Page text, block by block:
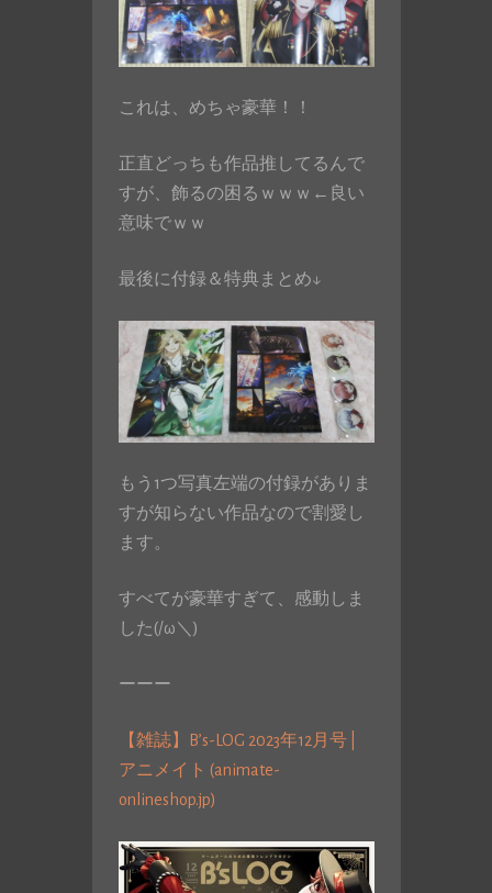
これは、めちゃ豪華！！
正直どっちも作品推してるんで
すが、飾るの困るｗｗｗ←良い
意味でｗｗ
最後に付録＆特典まとめ↓
もう1つ写真左端の付録がありま
すが知らない作品なので割愛し
ます。
すべてが豪華すぎて、感動しま
した(/ω＼)
ーーー
【雑誌】B’s-LOG 2023年12月号 |
アニメイト (animate-
onlineshop.jp)